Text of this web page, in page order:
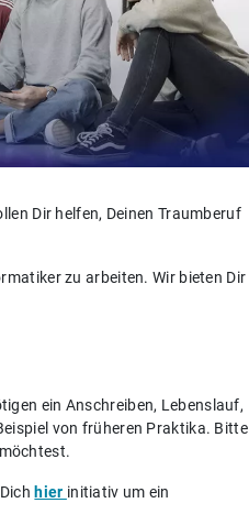
Dir helfen, Deinen Traumberuf
zu arbeiten. Wir bieten Dir
ein Anschreiben, Lebenslauf,
von früheren Praktika. Bitte
hier initiativ um ein